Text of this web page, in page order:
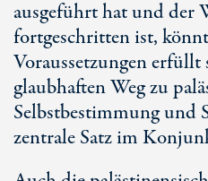
ausgeführt hat und der
fortgeschritten ist,
Voraussetzungen
glaubhaften Weg zu
Selbstbestimmung und
zentrale Satz im